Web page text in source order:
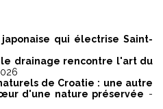
qui électrise Saint-
le drainage rencontre l'art du
de Croatie : une autre
d'une nature préservée -